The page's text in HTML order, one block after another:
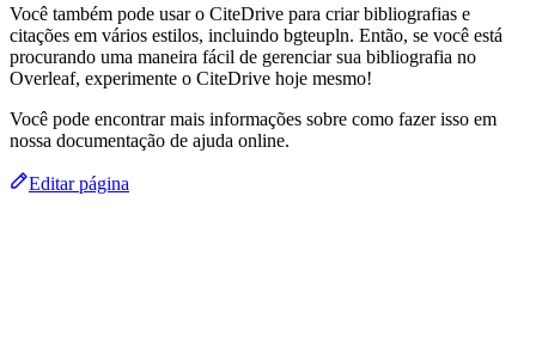
Você também pode usar o CiteDrive para criar bibliografias e
citações em vários estilos, incluindo bgteupln. Então, se você está
procurando uma maneira fácil de gerenciar sua bibliografia no
Overleaf, experimente o CiteDrive hoje mesmo!
Você pode encontrar mais informações sobre como fazer isso em
nossa documentação de ajuda online.
Editar página